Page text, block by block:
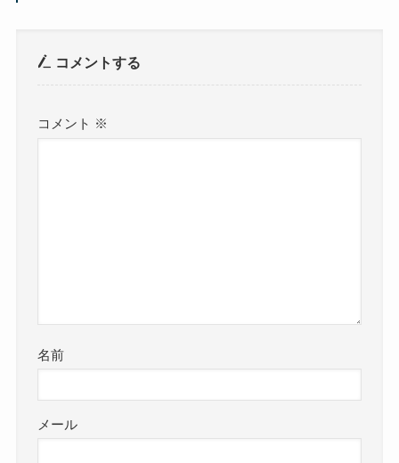
コメントする
コメント ※
名前
メール